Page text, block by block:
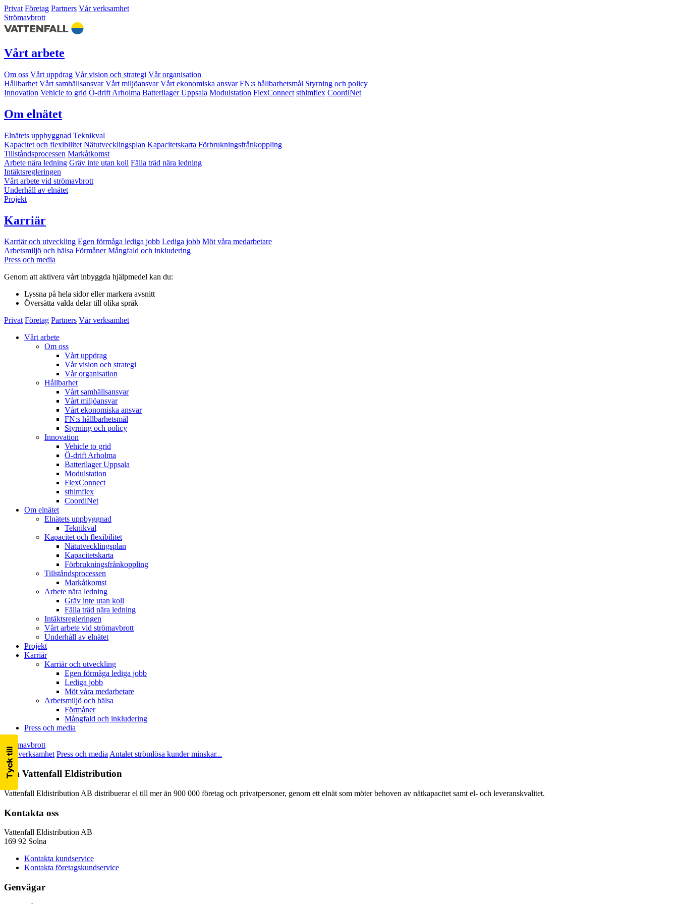
Privat Företag Partners Vår verksamhet
Strömavbrott
Vårt arbete
Om oss Vårt uppdrag Vår vision och strategi Vår organisation
Hållbarhet Vårt samhällsansvar Vårt miljöansvar Vårt ekonomiska ansvar FN:s hållbarhetsmål Styrning och policy
Innovation Vehicle to grid Ö-drift Arholma Batterilager Uppsala Modulstation FlexConnect sthlmflex CoordiNet
Om elnätet
Elnätets uppbyggnad Teknikval
Kapacitet och flexibilitet Nätutvecklingsplan Kapacitetskarta Förbrukningsfrånkoppling
Tillståndsprocessen Markåtkomst
Arbete nära ledning Gräv inte utan koll Fälla träd nära ledning
Intäktsregleringen
Vårt arbete vid strömavbrott
Underhåll av elnätet
Projekt
Karriär
Karriär och utveckling Egen förmåga lediga jobb Lediga jobb Möt våra medarbetare
Arbetsmiljö och hälsa Förmåner Mångfald och inkludering
Press och media
Genom att aktivera vårt inbyggda hjälpmedel kan du:
Lyssna på hela sidor eller markera avsnitt
Översätta valda delar till olika språk
Privat Företag Partners Vår verksamhet
Vårt arbete
Om oss
Vårt uppdrag
Vår vision och strategi
Vår organisation
Hållbarhet
Vårt samhällsansvar
Vårt miljöansvar
Vårt ekonomiska ansvar
FN:s hållbarhetsmål
Styrning och policy
Innovation
Vehicle to grid
Ö-drift Arholma
Batterilager Uppsala
Modulstation
FlexConnect
sthlmflex
CoordiNet
Om elnätet
Elnätets uppbyggnad
Teknikval
Kapacitet och flexibilitet
Nätutvecklingsplan
Kapacitetskarta
Förbrukningsfrånkoppling
Tillståndsprocessen
Markåtkomst
Arbete nära ledning
Gräv inte utan koll
Fälla träd nära ledning
Intäktsregleringen
Vårt arbete vid strömavbrott
Underhåll av elnätet
Projekt
Karriär
Karriär och utveckling
Egen förmåga lediga jobb
Lediga jobb
Möt våra medarbetare
Arbetsmiljö och hälsa
Förmåner
Mångfald och inkludering
Press och media
Strömavbrott
Vår verksamhet Press och mediaAntalet strömlösa kunder minskar...
Om Vattenfall Eldistribution
Vattenfall Eldistribution AB distribuerar el till mer än 900 000 företag och privatpersoner, genom ett elnät som möter behoven av nätkapacitet samt el- och leveranskvalitet.
Kontakta oss
Vattenfall Eldistribution AB
169 92 Solna
Kontakta kundservice
Kontakta företagskundservice
Genvägar